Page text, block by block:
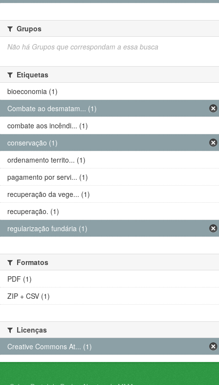
Grupos
Não há Grupos que correspondam a essa busca
Etiquetas
bioeconomia (1)
Combate ao desmatam... (1)
combate aos incêndi... (1)
conservação (1)
ordenamento territo... (1)
pagamento por servi... (1)
recuperação da vege... (1)
recuperação. (1)
regularização fundária (1)
Formatos
PDF (1)
ZIP + CSV (1)
Licenças
Creative Commons At... (1)